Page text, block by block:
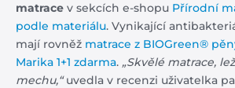
matrace v sekcích e-shopu Přírodní
podle materiálu. Vynikající
mají rovněž matrace z BIOGreen®
Marika 1+1 zdarma. „Skvělé matrace,
mechu,“uvedla v recenzi uživatelka